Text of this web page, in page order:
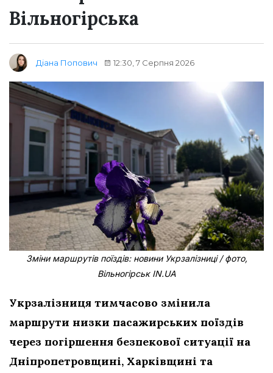
Вільногірська
Діана Попович 12:30, 7 Серпня 2026
Зміни маршрутів поїздів: новини Укрзалізниці / фото,
Вільногірськ IN.UA
Укрзалізниця тимчасово змінила
маршрути низки пасажирських поїздів
через погіршення безпекової ситуації на
Дніпропетровщині, Харківщині та